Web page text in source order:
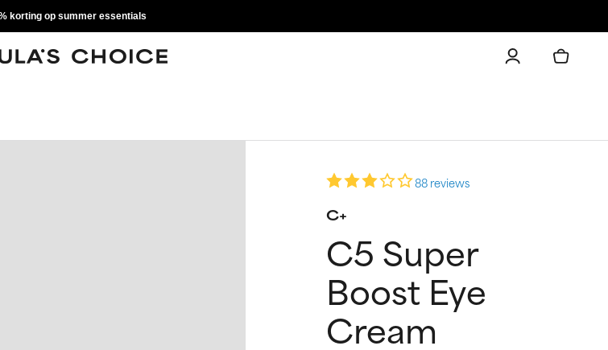
korting op summer essentials
88 reviews
C+
C5 Super
Boost Eye
Cream